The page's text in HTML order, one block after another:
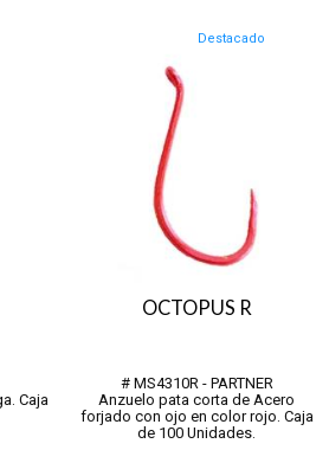
Caja
Destacado
OCTOPUS R
# MS4310R - PARTNER
Anzuelo pata corta de Acero
forjado con ojo en color rojo. Caja
de 100 Unidades.